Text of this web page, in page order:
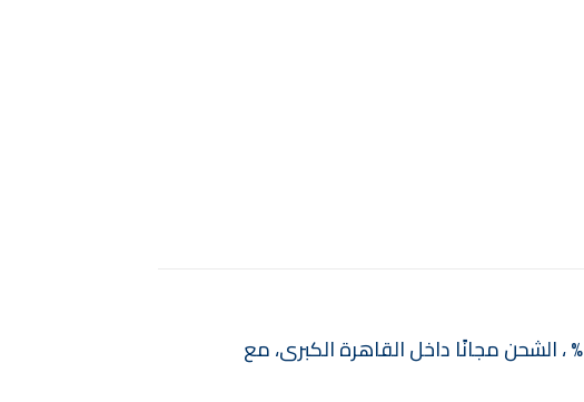
موتور رفع بدروللو 1.5 حصان تحضير ذاتي 220 فولت ، ضمان 6 شهور، صناعة إيطالية 100 % ، الشحن مجانًا داخل القاهرة الكبرى، مع